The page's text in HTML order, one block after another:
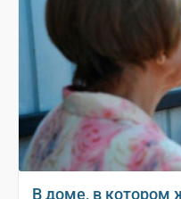
В доме, в котором